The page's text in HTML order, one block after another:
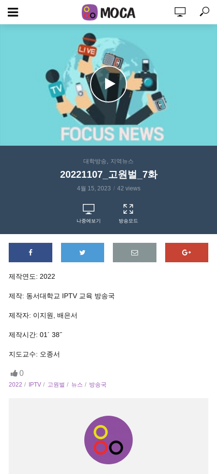
대학방송 지역뉴스
20221107_고원벌_7화
4월 15, 2023 42 views
나중에보기 방송모드
제작연도: 2022
제작: 동서대학교 IPTV 교육 방송국
제작자: 이지원, 배은서
제작시간: 01´ 38˝
지도교수: 오종서
0
2022 IPTV 고원벌 뉴스 방송국